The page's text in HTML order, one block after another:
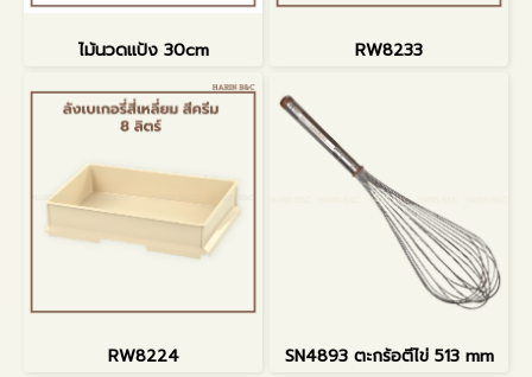
ไม้นวดแป้ง 30cm RW8233
RW8224 SN4893 ตะกร้อตีไข่ 513 mm